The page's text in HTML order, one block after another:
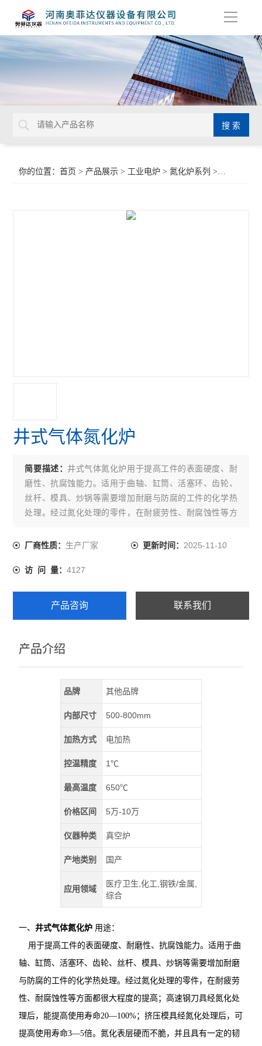
导
你的位置：首页 > 产品展示 > 工业电炉 >氮化炉系列 >井式气体氮化炉
井式气体氮化炉
简要描述： 井式气体氮化炉用于提高工件的表面硬度、耐
磨性、抗腐蚀能力。适用于曲轴、缸筒、活塞环、齿轮、
丝杆、模具、炒锅等需要增加耐磨与防腐的工件的化学热
处理。经过氮化处理的零件，在耐疲劳性、耐腐蚀性等方
使用寿命20—100%；挤压模具经氮化处理后，可提高使用
不容易发生剥落现象
厂商性质： 生产厂家 更新时间： 2025-11-10
访 问 量：4127
产品咨询 联系我们
产品介绍
品牌 其他品牌
内部尺寸 500-800mm
加热方式 电加热
控温精度 1℃
最高温度 650℃
价格区间 5万-10万
仪器种类 真空炉
产地类别 国产
应用领域
医疗卫生,化工,钢铁/金属,
综合
一、井式气体氮化炉 用途：
用于提高工件的表面硬度、耐磨性、抗腐蚀能力。适用于曲
轴、缸筒、活塞环、齿轮、丝杆、模具、炒锅等需要增加耐磨
与防腐的工件的化学热处理。经过氮化处理的零件，在耐疲劳
性、耐腐蚀性等方面都很大程度的提高；高速钢刀具经氮化处
理后，能提高使用寿命20—100%；挤压模具经氮化处理后，可
提高使用寿命3—5倍。氮化表层硬而不脆，并且具有一定的韧